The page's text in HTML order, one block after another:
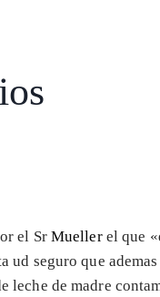
el Sr Mueller el que
ud seguro que
leche de madre